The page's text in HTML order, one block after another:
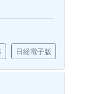
日経電子版